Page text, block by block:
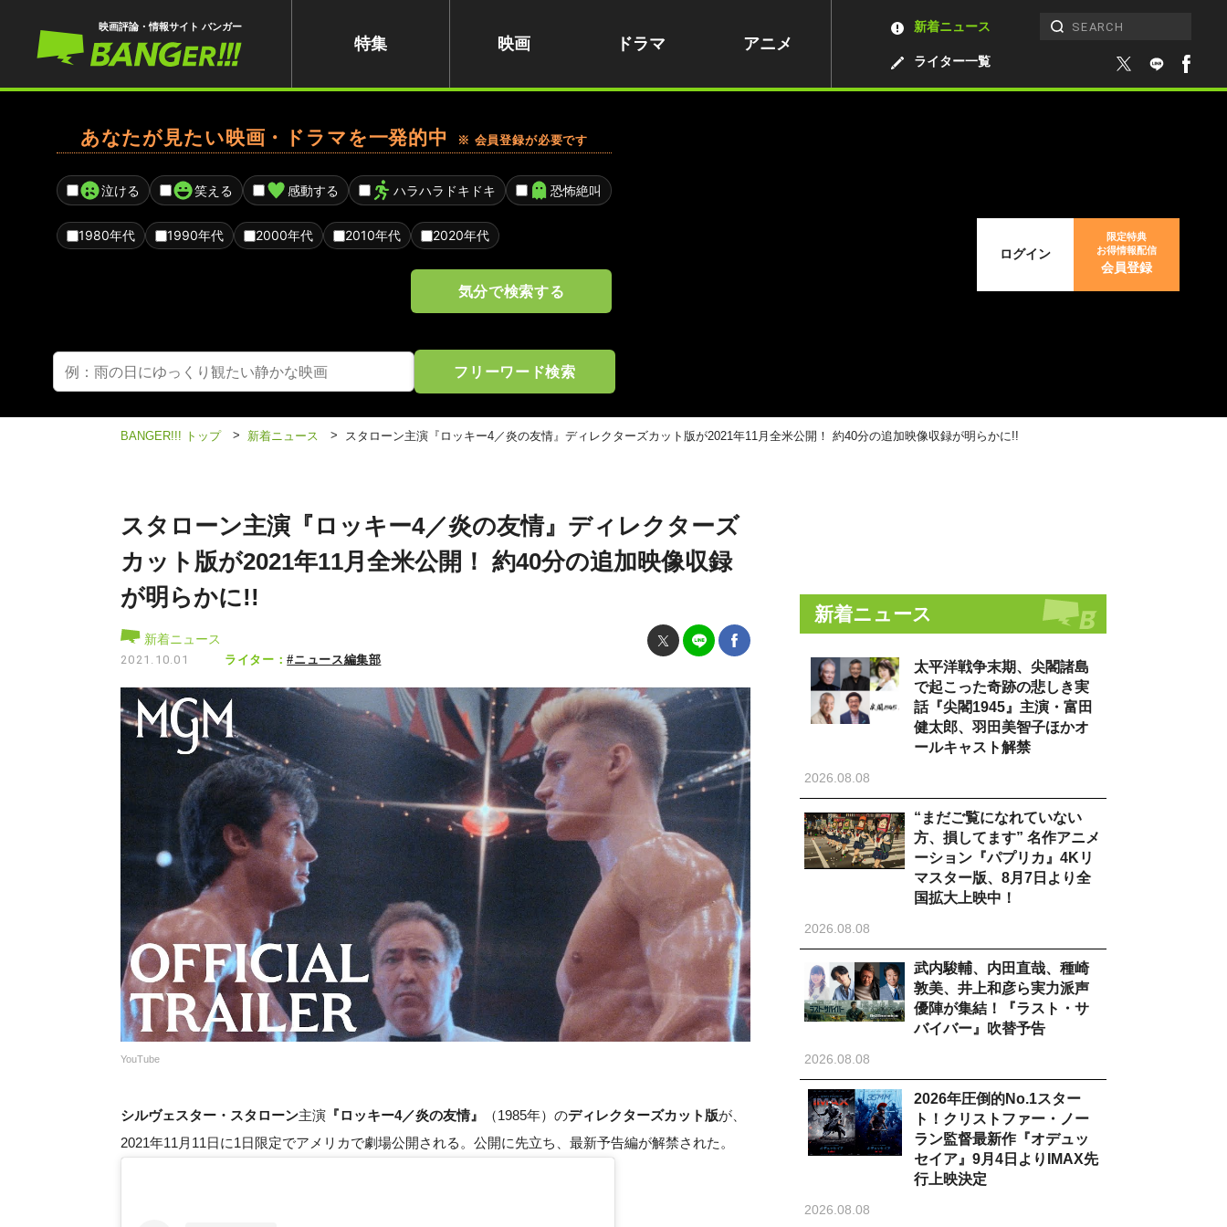
映画評論・情報サイト バンガー
特集 映画 ドラマ アニメ
ライター一覧
新着ニュース
あなたが見たい映画・ドラマを一発的中 ※ 会員登録が必要です
泣ける 笑える 感動する ハラハラドキドキ 恐怖絶叫
1980年代 1990年代 2000年代 2010年代 2020年代
気分で検索する
フリーワード検索
ログイン
限定特典
お得情報配信
会員登録
BANGER!!! トップ > 新着ニュース > スタローン主演『ロッキー4／炎の友情』ディレクターズカット版が2021年11月全米公開！ 約40分の追加映像収録が明らかに!!
スタローン主演『ロッキー4／炎の友情』ディレクターズ
カット版が2021年11月全米公開！ 約40分の追加映像収録
が明らかに!!
新着ニュース
2021.10.01 ライター：#ニュース編集部
YouTube
シルヴェスター・スタローン主演 『ロッキー4／炎の友情』 （1985年）のディレクターズカット版が、
2021年11月11日に1日限定でアメリカで劇場公開される。公開に先立ち、最新予告編が解禁された。
新着ニュース
太平洋戦争末期、尖閣諸島
で起こった奇跡の悲しき実
話『尖閣1945』主演・富田
健太郎、羽田美智子ほかオ
ールキャスト解禁
2026.08.08
“まだご覧になれていない
方、損してます” 名作アニメ
ーション『パプリカ』4Kリ
マスター版、8月7日より全
国拡大上映中！
2026.08.08
武内駿輔、内田直哉、種崎
敦美、井上和彦ら実力派声
優陣が集結！『ラスト・サ
バイバー』吹替予告
2026.08.08
2026年圧倒的No.1スター
ト！クリストファー・ノー
ラン監督最新作『オデュッ
セイア』9月4日よりIMAX先
行上映決定
2026.08.08